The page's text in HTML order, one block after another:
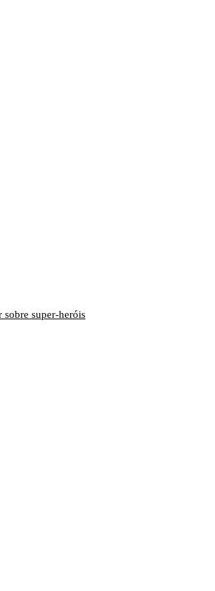
super-heróis